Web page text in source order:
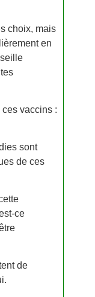
choix, mais
en
ces vaccins :
sont
de ces
ce
de